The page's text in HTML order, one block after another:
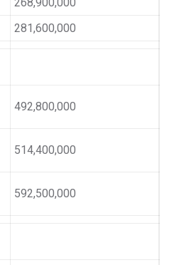
281,600,000
492,800,000
514,400,000
592,500,000